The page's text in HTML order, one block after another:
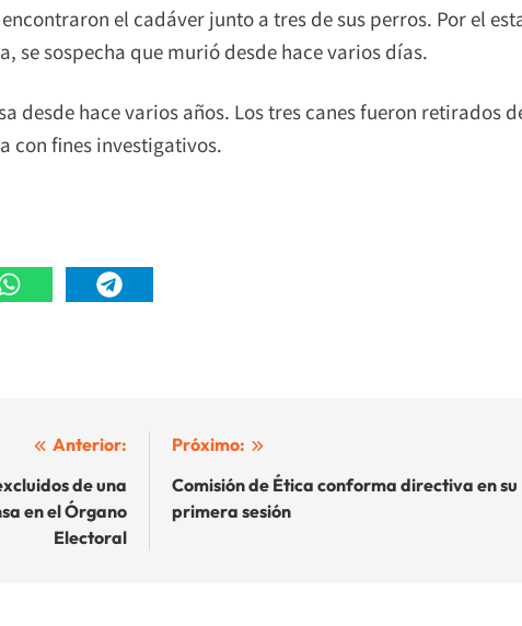
el cadáver junto a tres de sus perros. Por el
se sospecha que murió desde hace varios días.
desde hace varios años. Los tres canes fueron retirados
con fines investigativos.
Anterior:
de una
en el Órgano
Electoral
Próximo:
Comisión de Ética conforma directiva en su
primera sesión